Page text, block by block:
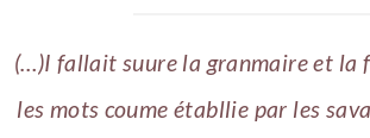
(…)I fallait suure la granmaire et la
les mots coume établlie par les